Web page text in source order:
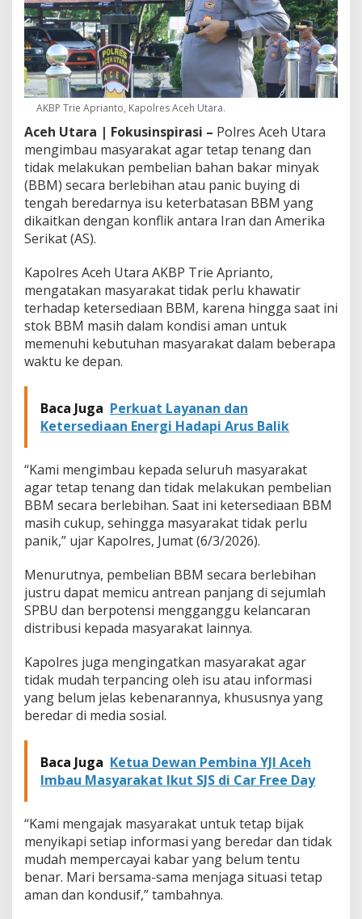
M
a
y
a
r
a
k
a
t
T
e
t
a
T
a
n
,
T
i
P
e
r
P
a
n
i
B
y
i
n
B
M
AKBP Trie Aprianto, Kapolres Aceh Utara.
Aceh Utara | Fokusinspirasi – Polres Aceh Utara
mengimbau masyarakat agar tetap tenang dan
tidak melakukan pembelian bahan bakar minyak
(BBM) secara berlebihan atau panic buying di
tengah beredarnya isu keterbatasan BBM yang
dikaitkan dengan konflik antara Iran dan Amerika
Serikat (AS).
Kapolres Aceh Utara AKBP Trie Aprianto,
mengatakan masyarakat tidak perlu khawatir
terhadap ketersediaan BBM, karena hingga saat ini
stok BBM masih dalam kondisi aman untuk
memenuhi kebutuhan masyarakat dalam beberapa
waktu ke depan.
Baca Juga Perkuat Layanan dan
Ketersediaan Energi Hadapi Arus Balik
“Kami mengimbau kepada seluruh masyarakat
agar tetap tenang dan tidak melakukan pembelian
BBM secara berlebihan. Saat ini ketersediaan BBM
masih cukup, sehingga masyarakat tidak perlu
panik,” ujar Kapolres, Jumat (6/3/2026).
Menurutnya, pembelian BBM secara berlebihan
justru dapat memicu antrean panjang di sejumlah
SPBU dan berpotensi mengganggu kelancaran
distribusi kepada masyarakat lainnya.
Kapolres juga mengingatkan masyarakat agar
tidak mudah terpancing oleh isu atau informasi
yang belum jelas kebenarannya, khususnya yang
beredar di media sosial.
Baca Juga Ketua Dewan Pembina YJI Aceh
Imbau Masyarakat Ikut SJS di Car Free Day
“Kami mengajak masyarakat untuk tetap bijak
menyikapi setiap informasi yang beredar dan tidak
mudah mempercayai kabar yang belum tentu
benar. Mari bersama-sama menjaga situasi tetap
aman dan kondusif,” tambahnya.